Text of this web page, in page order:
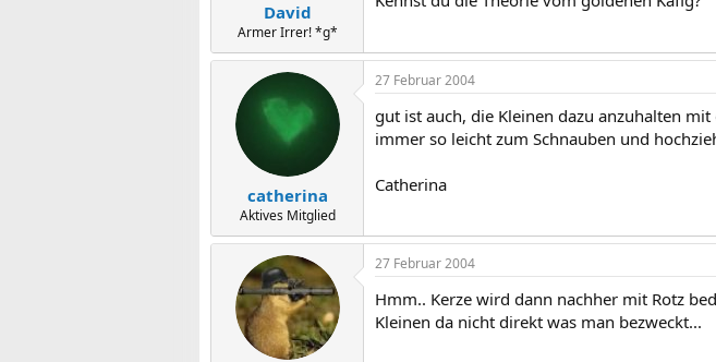
David
Armer Irrer! *g*
catherina
Aktives Mitglied
27 Februar 2004
gut ist auch, die Kleinen dazu anzuhalten
immer so leicht zum Schnauben und
Catherina
27 Februar 2004
Hmm.. Kerze wird dann nachher mit Rotz
Kleinen da nicht direkt was man bezweckt...